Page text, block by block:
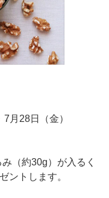
月28日（金）
（約30g）が入るく
ントします。